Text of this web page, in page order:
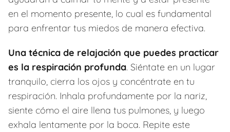
en el momento presente, lo cual es fundamental
para enfrentar tus miedos de manera efectiva.
Una técnica de relajación que puedes practicar
es la respiración profunda. Siéntate en un lugar
tranquilo, cierra los ojos y concéntrate en tu
respiración. Inhala profundamente por la nariz,
siente cómo el aire llena tus pulmones, y luego
exhala lentamente por la boca. Repite este